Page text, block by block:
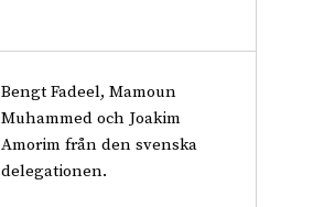
Bengt Fadeel, Mamoun
Muhammed och Joakim
Amorim från den svenska
delegationen.